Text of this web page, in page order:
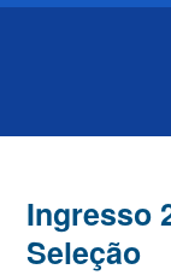
Ingresso
Seleção